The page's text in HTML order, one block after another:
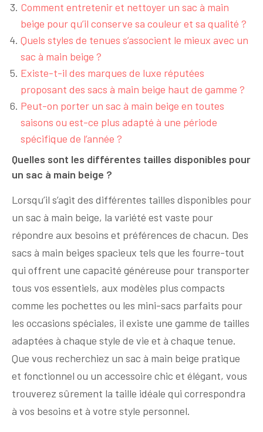
Comment entretenir et nettoyer un sac à main
beige pour qu’il conserve sa couleur et sa qualité ?
Quels styles de tenues s’associent le mieux avec un
sac à main beige ?
Existe-t-il des marques de luxe réputées
proposant des sacs à main beige haut de gamme ?
Peut-on porter un sac à main beige en toutes
saisons ou est-ce plus adapté à une période
spécifique de l’année ?
Quelles sont les différentes tailles disponibles pour
un sac à main beige ?
Lorsqu’il s’agit des différentes tailles disponibles pour
un sac à main beige, la variété est vaste pour
répondre aux besoins et préférences de chacun. Des
sacs à main beiges spacieux tels que les fourre-tout
qui offrent une capacité généreuse pour transporter
tous vos essentiels, aux modèles plus compacts
comme les pochettes ou les mini-sacs parfaits pour
les occasions spéciales, il existe une gamme de tailles
adaptées à chaque style de vie et à chaque tenue.
Que vous recherchiez un sac à main beige pratique
et fonctionnel ou un accessoire chic et élégant, vous
trouverez sûrement la taille idéale qui correspondra
à vos besoins et à votre style personnel.